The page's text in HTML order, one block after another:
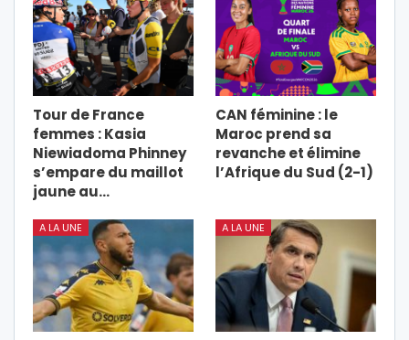
Tour de France
femmes : Kasia
Niewiadoma Phinney
s’empare du maillot
jaune au…
CAN féminine : le
Maroc prend sa
revanche et élimine
l’Afrique du Sud (2-1)
A LA UNE A LA UNE